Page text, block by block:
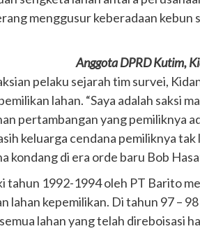
menggusur keberadaan kebun
Anggota DPRD Kutim,
pelaku sejarah tim survei,
lahan. “Saya adalah saksi
pertambangan yang pemiliknya
keluarga cendana pemiliknya
kondang di era orde baru Bob
tahun 1992-1994 oleh PT Barito
lahan kepemilikan. Di tahun 97 –
lahan yang telah direboisasi